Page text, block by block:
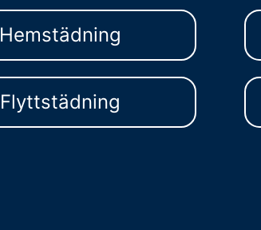
Hemstädning
Flyttstädning